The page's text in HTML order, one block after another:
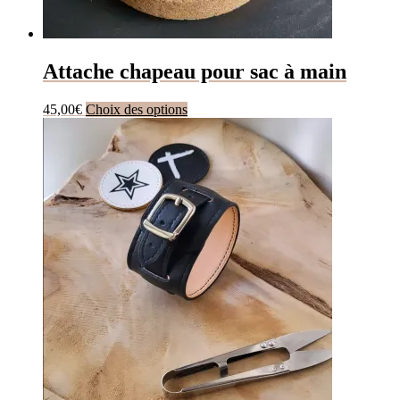
Attache chapeau pour sac à main
45,00€ Choix des optionsCe
produit
a
plusieurs
variations.
Les
options
peuvent
être
choisies
sur
la
page
du
produit